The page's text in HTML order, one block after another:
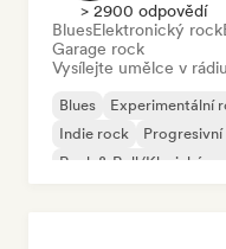
> 2900 odpovědí
BluesElektronický rock
Garage rock
Vysílejte umělce v rádiu
Blues Experimentální
Indie rock
Rock & Roll/Klasický